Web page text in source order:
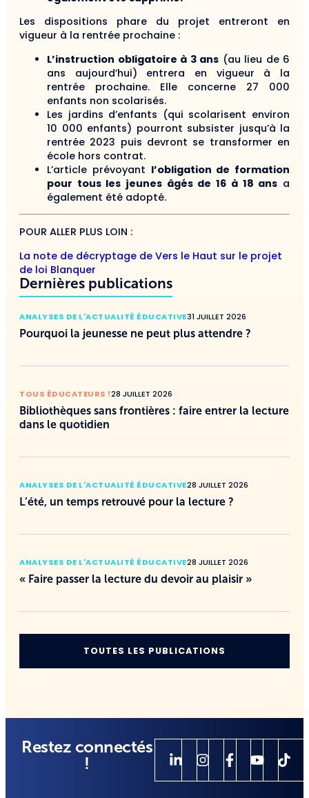
Les dispositions phare du projet entreront en
vigueur à la rentrée prochaine :
L’instruction obligatoire à 3 ans (au lieu de 6
ans aujourd’hui) entrera en vigueur à la
rentrée prochaine. Elle concerne 27 000
enfants non scolarisés.
Les jardins d’enfants (qui scolarisent environ
10 000 enfants) pourront subsister jusqu’à la
rentrée 2023 puis devront se transformer en
école hors contrat.
L’article prévoyant l’obligation de formation
pour tous les jeunes âgés de 16 à 18 ans a
également été adopté.
POUR ALLER PLUS LOIN :
La note de décryptage de Vers le Haut sur le projet
de loi Blanquer
Dernières publications
ANALYSES DE L'ACTUALITÉ ÉDUCATIVE31 JUILLET 2026
Pourquoi la jeunesse ne peut plus attendre ?
TOUS ÉDUCATEURS !28 JUILLET 2026
Bibliothèques sans frontières : faire entrer la lecture
dans le quotidien
ANALYSES DE L'ACTUALITÉ ÉDUCATIVE28 JUILLET 2026
L’été, un temps retrouvé pour la lecture ?
ANALYSES DE L'ACTUALITÉ ÉDUCATIVE28 JUILLET 2026
« Faire passer la lecture du devoir au plaisir »
TOUTES LES PUBLICATIONS
Restez connectés
!